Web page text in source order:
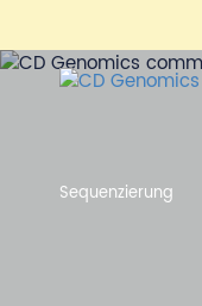
Sequenzierung